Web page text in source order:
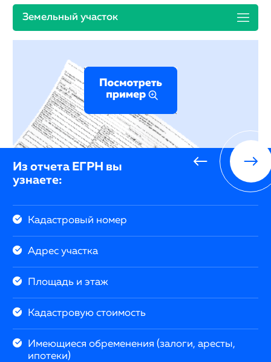
Земельный участок
Из отчета ЕГРН вы
узнаете:
Кадастровый номер
Адрес участка
Площадь и этаж
Кадастровую стоимость
Имеющиеся обременения (залоги, аресты,
ипотеки)